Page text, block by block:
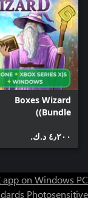
Boxes Wizard
(Bundle)
٤٫٢٠٠ د.ك.‏
app on Windows PC
Photosensitive